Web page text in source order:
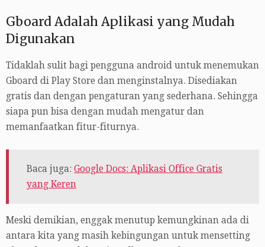
Gboard Adalah Aplikasi yang Mudah
Digunakan
Tidaklah sulit bagi pengguna android untuk menemukan
Gboard di Play Store dan menginstalnya. Disediakan
gratis dan dengan pengaturan yang sederhana. Sehingga
siapa pun bisa dengan mudah mengatur dan
memanfaatkan fitur-fiturnya.
Baca juga: Google Docs: Aplikasi Office Gratis
yang Keren
Meski demikian, enggak menutup kemungkinan ada di
antara kita yang masih kebingungan untuk mensetting